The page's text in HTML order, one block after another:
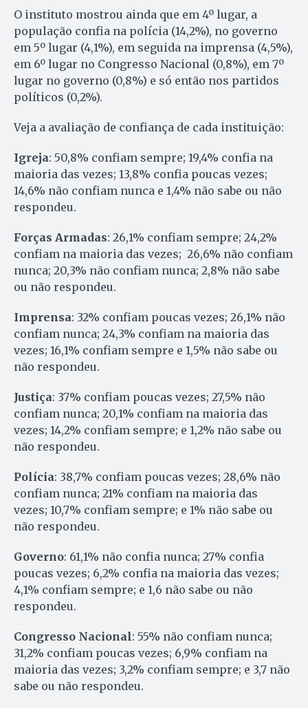
O instituto mostrou ainda que em 4º lugar, a
população confia na polícia (14,2%), no governo
em 5º lugar (4,1%), em seguida na imprensa (4,5%),
em 6º lugar no Congresso Nacional (0,8%), em 7º
lugar no governo (0,8%) e só então nos partidos
políticos (0,2%).
Veja a avaliação de confiança de cada instituição:
Igreja: 50,8% confiam sempre; 19,4% confia na
maioria das vezes; 13,8% confia poucas vezes;
14,6% não confiam nunca e 1,4% não sabe ou não
respondeu.
Forças Armadas: 26,1% confiam sempre; 24,2%
confiam na maioria das vezes; 26,6% não confiam
nunca; 20,3% não confiam nunca; 2,8% não sabe
ou não respondeu.
Imprensa: 32% confiam poucas vezes; 26,1% não
confiam nunca; 24,3% confiam na maioria das
vezes; 16,1% confiam sempre e 1,5% não sabe ou
não respondeu.
Justiça: 37% confiam poucas vezes; 27,5% não
confiam nunca; 20,1% confiam na maioria das
vezes; 14,2% confiam sempre; e 1,2% não sabe ou
não respondeu.
Polícia: 38,7% confiam poucas vezes; 28,6% não
confiam nunca; 21% confiam na maioria das
vezes; 10,7% confiam sempre; e 1% não sabe ou
não respondeu.
Governo: 61,1% não confia nunca; 27% confia
poucas vezes; 6,2% confia na maioria das vezes;
4,1% confiam sempre; e 1,6 não sabe ou não
respondeu.
Congresso Nacional: 55% não confiam nunca;
31,2% confiam poucas vezes; 6,9% confiam na
maioria das vezes; 3,2% confiam sempre; e 3,7 não
sabe ou não respondeu.